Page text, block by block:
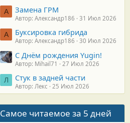
А Замена ГРМ
Автор: Александр186 31 Июл 2026
А Буксировка гибрида
Автор: Александр186 30 Июл 2026
С Днём рождения Yugin!
Автор: Mihail71 27 Июл 2026
Л Стук в задней части
Автор: Лекс 25 Июл 2026
Самое читаемое за 5 дней